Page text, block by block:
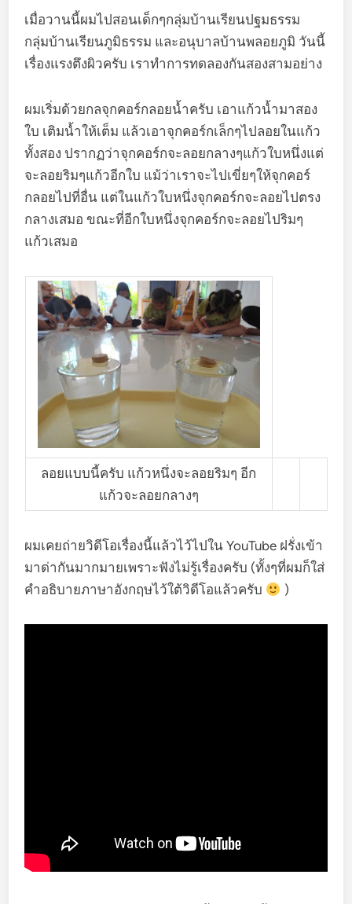
เมื่อวานนี้ผมไปสอนเด็กๆกลุ่มบ้านเรียนปฐมธรรม
กลุ่มบ้านเรียนภูมิธรรม และอนุบาลบ้านพลอยภูมิ วันนี้
เรื่องแรงตึงผิวครับ เราทำการทดลองกันสองสามอย่าง
ผมเริ่มด้วยกลจุกคอร์กลอยน้ำครับ เอาแก้วน้ำมาสอง
ใบ เติมน้ำให้เต็ม แล้วเอาจุกคอร์กเล็กๆไปลอยในแก้ว
ทั้งสอง ปรากฏว่าจุกคอร์กจะลอยกลางๆแก้วใบหนึ่งแต่
จะลอยริมๆแก้วอีกใบ แม้ว่าเราจะไปเขี่ยๆให้จุกคอร์
กลอยไปที่อื่น แต่ในแก้วใบหนึ่งจุกคอร์กจะลอยไปตรง
กลางเสมอ ขณะที่อีกใบหนึ่งจุกคอร์กจะลอยไปริมๆ
แก้วเสมอ
ลอยแบบนี้ครับ แก้วหนึ่งจะลอยริมๆ อีก
แก้วจะลอยกลางๆ
ผมเคยถ่ายวิดีโอเรื่องนี้แล้วไว้ไปใน YouTube ฝรั่งเข้า
มาด่ากันมากมายเพราะฟังไม่รู้เรื่องครับ (ทั้งๆที่ผมก็ใส่
คำอธิบายภาษาอังกฤษไว้ใต้วิดีโอแล้วครับ
)